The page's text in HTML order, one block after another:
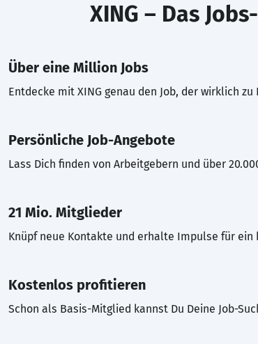
XING – Das
Über eine Million Jobs
Entdecke mit XING genau den Job, der wirklich zu
Persönliche Job-Angebote
Lass Dich finden von Arbeitgebern und über
21 Mio. Mitglieder
Knüpf neue Kontakte und erhalte Impulse für ein
Kostenlos profitieren
Schon als Basis-Mitglied kannst Du Deine Job-